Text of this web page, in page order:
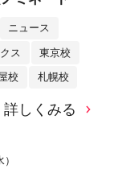
ニュース
ス 東京校
校 札幌校
詳しくみる